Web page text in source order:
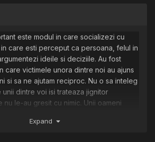
este modul in care socializezi cu
in care esti perceput ca persoana, felul in
ideile si deciziile. Au fost
care victimele unora dintre noi au ajuns
si sa ne ajutam reciproc. Nu o sa inteleg
dintre voi isi trateaza jignitor
nu le-au gresit cu nimic. Unii oameni
Poate pe moment nu vor conta in vietile
Expand